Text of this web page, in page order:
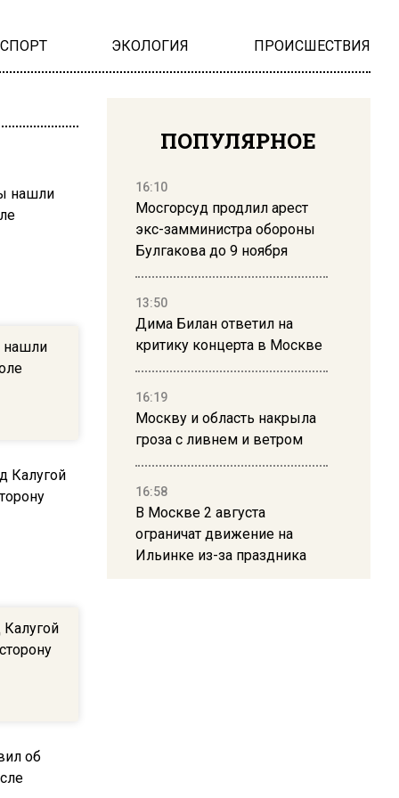
ЭКОЛОГИЯ ПРОИСШЕСТВИЯ
нашли
ПОПУЛЯРНОЕ
16:10
Мосгорсуд продлил арест
экс-замминистра обороны
Булгакова до 9 ноября
13:50
Дима Билан ответил на
критику концерта в Москве
16:19
Москву и область накрыла
гроза с ливнем и ветром
16:58
В Москве 2 августа
ограничат движение на
Ильинке из-за праздника